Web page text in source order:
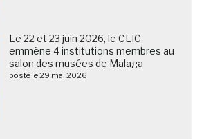
Le 22 et 23 juin 2026, le CLIC
emmène 4 institutions membres au
salon des musées de Malaga
posté le 29 mai 2026